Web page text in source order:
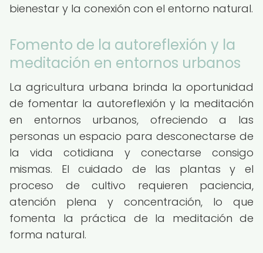
bienestar y la conexión con el entorno natural.
Fomento de la autoreflexión y la
meditación en entornos urbanos
La agricultura urbana brinda la oportunidad
de fomentar la autoreflexión y la meditación
en entornos urbanos, ofreciendo a las
personas un espacio para desconectarse de
la vida cotidiana y conectarse consigo
mismas. El cuidado de las plantas y el
proceso de cultivo requieren paciencia,
atención plena y concentración, lo que
fomenta la práctica de la meditación de
forma natural.